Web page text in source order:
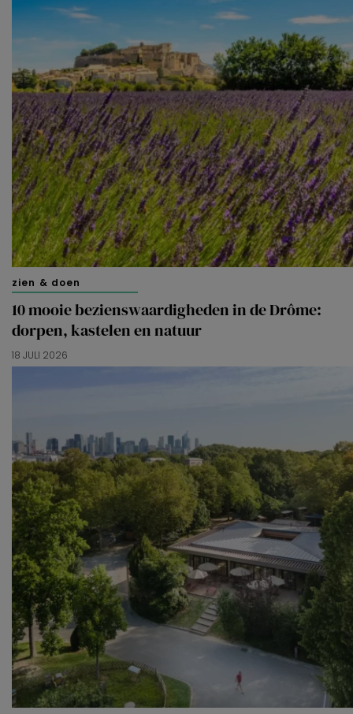
zien & doen
10 mooie bezienswaardigheden in de Drôme:
dorpen, kastelen en natuur
18 JULI 2026